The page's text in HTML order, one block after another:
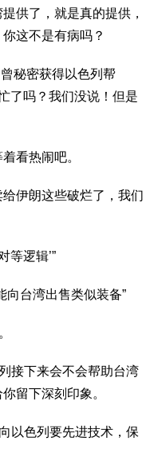
供了，就是真的提供，
这不是有病吗？
秘密获得以色列帮
了吗？我们没说！但是
看热闹吧。
伊朗这些破烂了，我们
等逻辑’”
向台湾出售类似装备”
接下来会不会帮助台湾
留下深刻印象。
以色列要先进技术，保